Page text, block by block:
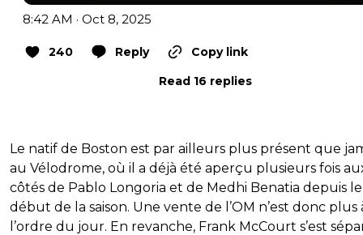
8:42 AM · Oct 8, 2025
240 Reply
Copy link
Read 16 replies
Le natif de Boston est par ailleurs plus présent que
au Vélodrome, où il a déjà été aperçu plusieurs fois
côtés de Pablo Longoria et de Medhi Benatia depuis le
début de la saison. Une vente de l’OM n’est donc plus
l’ordre du jour. En revanche, Frank McCourt s’est